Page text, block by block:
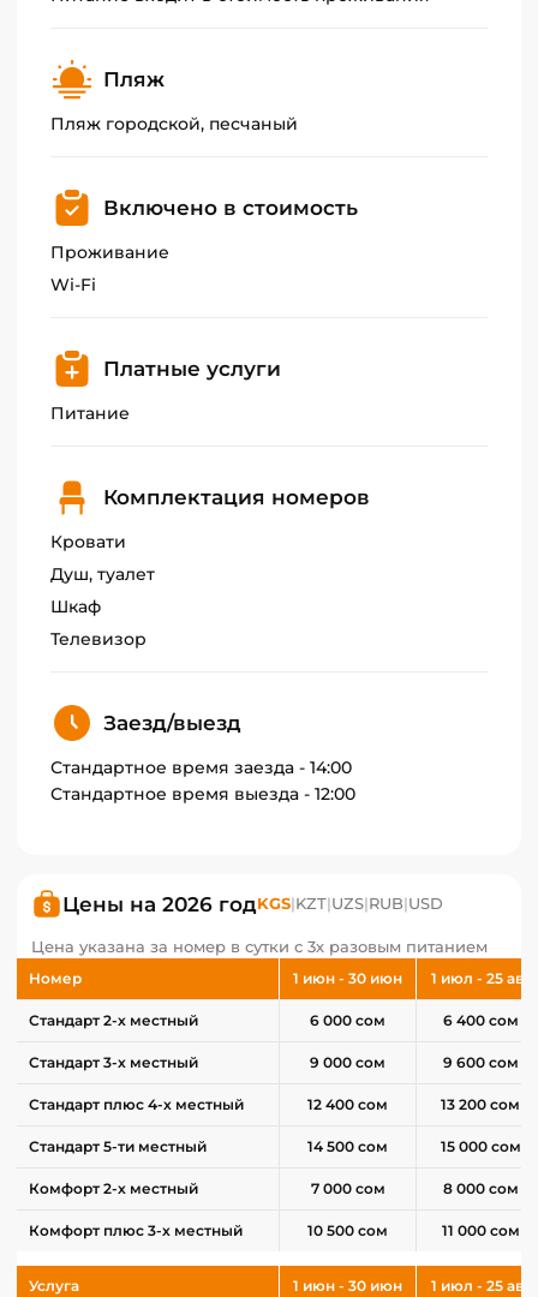
Пляж
Пляж городской, песчаный
Включено в стоимость
Проживание
Wi-Fi
Платные услуги
Питание
Комплектация номеров
Кровати
Душ, туалет
Шкаф
Телевизор
Заезд/выезд
Стандартное время заезда - 14:00
Стандартное время выезда - 12:00
Цены на 2026 годKGS|KZT|UZS|RUB|USD
Цена указана за номер в сутки с 3х разовым питанием
Номер 1 июн - 30 июн 1 июл - 25 авг
Стандарт 2-х местный 6 000 сом 6 400 сом
Стандарт 3-х местный 9 000 сом 9 600 сом
Стандарт плюс 4-х местный 12 400 сом 13 200 сом
Стандарт 5-ти местный 14 500 сом 15 000 сом
Комфорт 2-х местный 7 000 сом 8 000 сом
Комфорт плюс 3-х местный 10 500 сом 11 000 сом
Услуга 1 июн - 30 июн 1 июл - 25 авг